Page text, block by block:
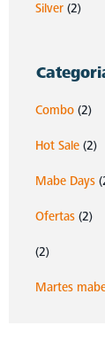
Silver (2)
Combo (2)
Hot Sale (2)
Mabe Days
Ofertas (2)
(2)
Martes